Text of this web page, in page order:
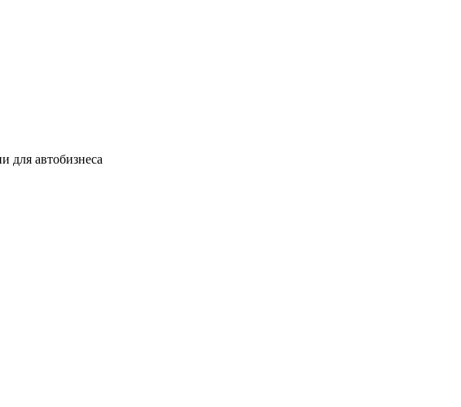
для автобизнеса